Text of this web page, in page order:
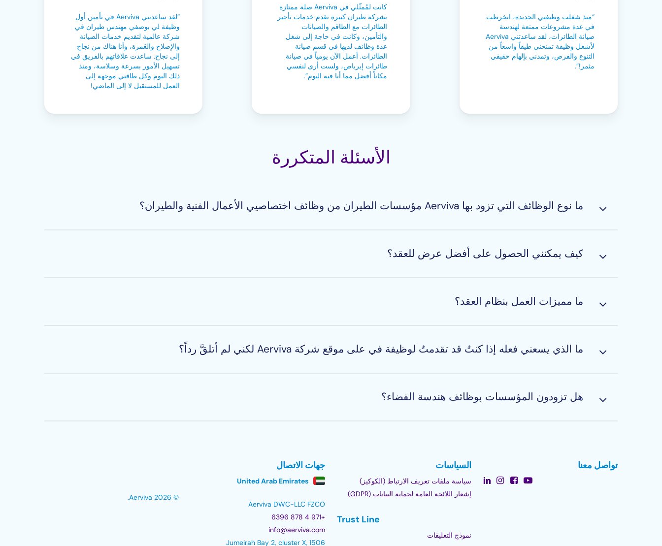
“لقد ساعدتني Aerviva في تأمين أول
وظيفة لي بوصفي مهندس طيران في
شركة عالمية لتقديم خدمات الصيانة
والإصلاح والعَمرة، وأنا هناك من نجاح
إلى نجاح. ساعدت علاقاتهم بالفريق في
تسهيل الأمور بسرعة وسلاسة، ومنذ
ذلك اليوم وكل طاقتي موجهة إلى
العمل للمستقبل لا إلى الماضي!
كانت لمُمثّلي في Aerviva صلة ممتازة
بشركة طيران كبيرة تقدم خدمات تأجير
الطائرات مع الطاقم والصيانات
والتأمين، وكانت في حاجة إلى شغل
عدة وظائف لديها في قسم صيانة
الطائرات. أعمل الآن يومياً في صيانة
طائرات إيرباص، ولست أرى لنفسي
مكاناً أفضل مما أنا فيه اليوم”.
“منذ شغلت وظيفتي الجديدة، انخرطت
في عدة مشروعات ممتعة لهندسة
صيانة الطائرات، لقد ساعدتني Aerviva
لأشغل وظيفة تمنحني طيفاً واسعاً من
التنوع والفرص، وتمدني بإلهام حقيقي
مثمر!”.
الأسئلة المتكررة
ما نوع الوظائف التي تزود بها Aerviva مؤسسات الطيران من وظائف اختصاصيي الأعمال الفنية والطيران؟
ناحيةٍ، فنحن نزود مؤسسات الطيران بالفنيين ومهندسي الطيران من المستوى المبتدئ. ومن ناحية أخرى، فنحن نعمل مع خبراء في الطيران وفنّيي طائرات ذوي
خبرة واسعة ومؤهلات متميزة في المجال. نوصيك بالتسجيل معنا، وسنتواصل معك لنوافيك بالفرص التي نجد أنها تناسب متطلباتك الوظيفية.
كيف يمكنني الحصول على أفضل عرض للعقد؟
يجدون فرصة الاختيار بين عدد من العروض أثناء سعيهم نحو ارتقاء درجة أعلى في سُلَّمهم الوظيفي. مفاتيحك الأساسية لاتخاذ القرار الصحيح هي تأكُّدك من ترتيب
أولوياتك، والموازنة الحكيمة بين السلبيات والإيجابيات، وتكليف شركة استشارية بتقصي المعلومات الأساسية عن الشركة التي تعرض الوظيفة. اقرأ المزيد عن
ما مميزات العمل بنظام العقد؟
وقد لخَّصنا هذه الاعتبارات الأساسية في مقالة قصيرة هنا عن هذا الموضوع.
ما الذي يسعني فعله إذا كنتُ قد تقدمتُ لوظيفة في على موقع شركة Aerviva لكني لم أتلقَّ رداً؟
للوظيفة وتأهُّلاً لها. إذا كنت تشعر أنك مرشح ذو كفاءة، فلُطفاً اترك لنا رسالة لنتابع الأمر ونعمل عليه معاً. نحن لا ننسى مرشحينا الذين سجَّلوا طلبات الالتحاق
بالوظائف، وسنتواصل معك إذا بدا لنا أن مكاناً ما لدينا يناسب مؤهلاتك وخبراتك سيتوفر قريباً.
هل تزودون المؤسسات بوظائف هندسة الفضاء؟
© 2026 Aerviva.
جهات الاتصال
United Arab Emirates
Aerviva DWC-LLC FZCO
+971 4 878 6396
info@aerviva.com
Jumeirah Bay 2, cluster X, 1506
السياسات
سياسة ملفات تعريف الارتباط (الكوكيز)
إشعار اللائحة العامة لحماية البيانات (GDPR)
Trust Line
نموذج التعليقات
تواصل معنا